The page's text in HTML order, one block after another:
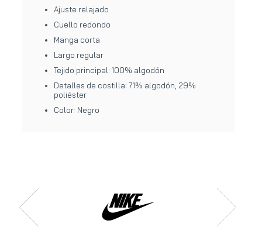
Ajuste relajado
Cuello redondo
Manga corta
Largo regular
Tejido principal: 100% algodón
Detalles de costilla: 71% algodón, 29%
poliéster
Color: Negro